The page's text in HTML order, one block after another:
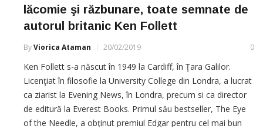
lăcomie şi răzbunare, toate semnate de
autorul britanic Ken Follett
ByViorica Ataman 20/02/2019 0
Ken Follett s-a născut în 1949 la Cardiff, în Ţara Galilor.
Licenţiat în filosofie la University College din Londra, a lucrat
ca ziarist la Evening News, în Londra, precum si ca director
de editură la Everest Books. Primul său bestseller, The Eye
of the Needle, a obţinut premiul Edgar pentru cel mai bun